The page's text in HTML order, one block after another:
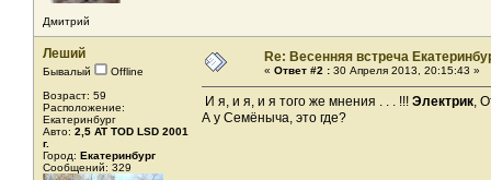
Дмитрий
Леший
Бывалый
Offline
Возраст: 59
Расположение:
Екатеринбург
Авто: 2,5 AT TOD LSD 2001
г.
Город: Екатеринбург
Сообщений: 329
Re: Весенняя встреча
« Ответ #2 : 30 Апреля 2013, 20:15:43 »
И я, и я, и я того же мнения . . . !!! Электрик,
А у Семёныча, это где?